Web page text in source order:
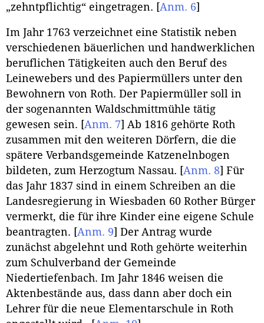
„zehntpflichtig“ eingetragen. [Anm. 6]
Im Jahr 1763 verzeichnet eine Statistik neben
verschiedenen bäuerlichen und handwerklichen
beruflichen Tätigkeiten auch den Beruf des
Leinewebers und des Papiermüllers unter den
Bewohnern von Roth. Der Papiermüller soll in
der sogenannten Waldschmittmühle tätig
gewesen sein. [Anm. 7] Ab 1816 gehörte Roth
zusammen mit den weiteren Dörfern, die die
spätere Verbandsgemeinde Katzenelnbogen
bildeten, zum Herzogtum Nassau. [Anm. 8] Für
das Jahr 1837 sind in einem Schreiben an die
Landesregierung in Wiesbaden 60 Rother Bürger
vermerkt, die für ihre Kinder eine eigene Schule
beantragten. [Anm. 9] Der Antrag wurde
zunächst abgelehnt und Roth gehörte weiterhin
zum Schulverband der Gemeinde
Niedertiefenbach. Im Jahr 1846 weisen die
Aktenbestände aus, dass dann aber doch ein
Lehrer für die neue Elementarschule in Roth